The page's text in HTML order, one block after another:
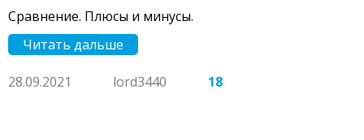
Сравнение. Плюсы и минусы.
Читать дальше
28.09.2021 lord3440 18